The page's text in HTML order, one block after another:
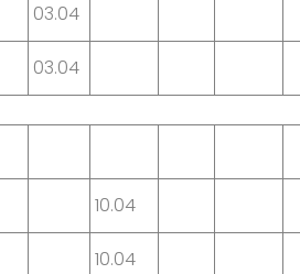
03.04
03.04
10.04
10.04